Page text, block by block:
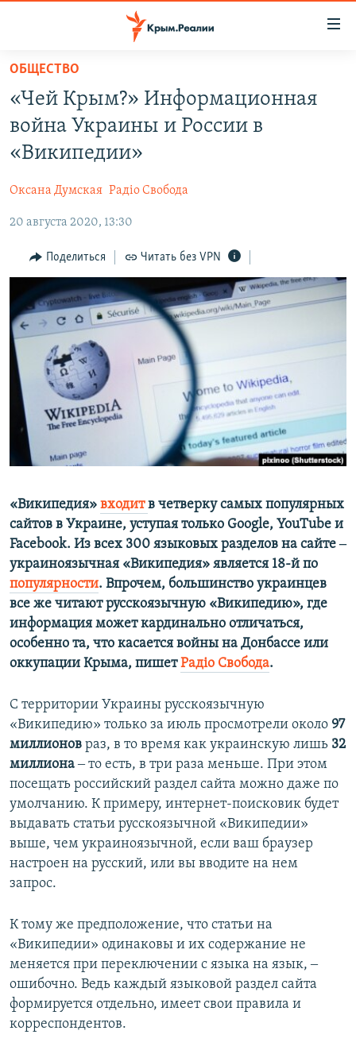
Вернуться
основному
содержанию
Вернутся
главной
навигации
Вернутся
поиску
СПЕЦПРОЕКТЫ
ГРУЗ 200
11 ЛЕТ ОККУПАЦИИ КРЫМА. 11 ИСТОРИЙ СОПРОТИВЛЕНИЯ
ВОДА
ЕЩЕ
ИНТЕРАКТИВ
ИНФОГРАФИКА
ТЕЛЕПРОЕКТ КРЫМ.РЕАЛИИ
СОВЕТЫ ПРАВОЗАЩИТНИКОВ
ПРОПАВШИЕ БЕЗ ВЕСТИ
ПОБЕДИТЕЛЕЙ НЕ СУДЯТ?
КРЫМ.НЕПОКОРЕННЫЙ
ELIFBE
УКРАИНСКАЯ ПРОБЛЕМА КРЫМА
РАДІО СВОБОДА
КАК ОБОЙТИ БЛОКИРОВКУ
Українською
Qırımtatar
ПРИСОЕДИНЯЙТЕСЬ!
ОБЩЕСТВО
«Чей Крым?» Информационная
война Украины и России в
«Википедии»
Оксана Думская Радіо Свобода
20 августа 2020, 13:30
Поделиться Читать без VPN
«Википедия» входитв четверку самых популярных
сайтов в Украине, уступая только Google, YouTube и
Facebook. Из всех 300 языковых разделов на сайте ‒
украиноязычная «Википедия» является 18-й по
популярности. Впрочем, большинство украинцев
все же читают русскоязычную «Википедию», где
информация может кардинально отличаться,
особенно та, что касается войны на Донбассе или
оккупации Крыма, пишетРадiо Свобода.
С территории Украины русскоязычную
«Википедию» только за июль просмотрели около 97
миллионов раз, в то время как украинскую лишь 32
миллиона‒ то есть, в три раза меньше. При этом
посещать российский раздел сайта можно даже по
умолчанию. К примеру, интернет-поисковик будет
выдавать статьи русскоязычной «Википедии»
выше, чем украиноязычной, если ваш браузер
настроен на русский, или вы вводите на нем
запрос.
К тому же предположение, что статьи на
«Википедии» одинаковы и их содержание не
меняется при переключении с языка на язык, ‒
ошибочно. Ведь каждый языковой раздел сайта
формируется отдельно, имеет свои правила и
корреспондентов.